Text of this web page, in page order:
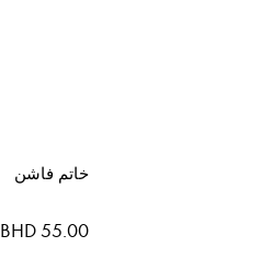
خاتم فاشن
BHD 55.00